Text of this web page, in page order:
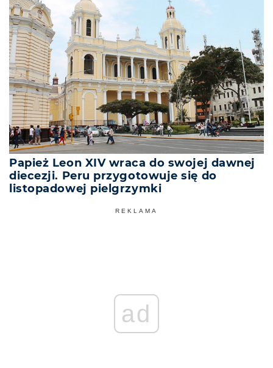
Papież Leon XIV wraca do swojej dawnej
diecezji. Peru przygotowuje się do
listopadowej pielgrzymki
REKLAMA
ad